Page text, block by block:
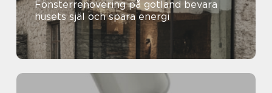
Fönsterrenovering på gotland bevara
husets själ och spara energi